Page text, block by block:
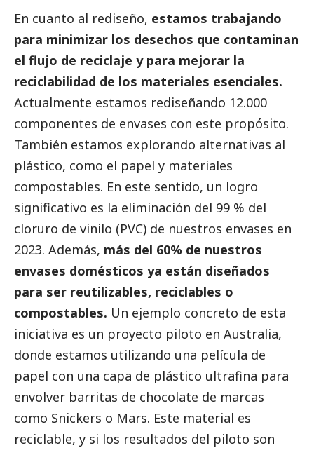
En cuanto al rediseño, estamos trabajando
para minimizar los desechos que contaminan
el flujo de reciclaje y para mejorar la
reciclabilidad de los materiales esenciales.
Actualmente estamos rediseñando 12.000
componentes de envases con este propósito.
También estamos explorando alternativas al
plástico, como el papel y materiales
compostables. En este sentido, un logro
significativo es la eliminación del 99 % del
cloruro de vinilo (PVC) de nuestros envases en
2023. Además, más del 60% de nuestros
envases domésticos ya están diseñados
para ser reutilizables, reciclables o
compostables. Un ejemplo concreto de esta
iniciativa es un proyecto piloto en Australia,
donde estamos utilizando una película de
papel con una capa de plástico ultrafina para
envolver barritas de chocolate de marcas
como Snickers o Mars. Este material es
reciclable, y si los resultados del piloto son